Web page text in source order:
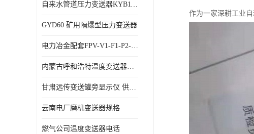
自来水管道压力变送器KYB11G03M2型号 使用方便
GYD60 矿用隔爆型压力变送器
电力冶金配套FPV-V1-F1-P2-03电压变送器
内蒙古呼和浩特温度变送器配套罐旁显示仪供应 性能稳定
甘肃远传变送罐旁显示仪 供应及时
云南电厂磨机变送器规格
燃气公司温度变送器电话
作为一家深耕工业